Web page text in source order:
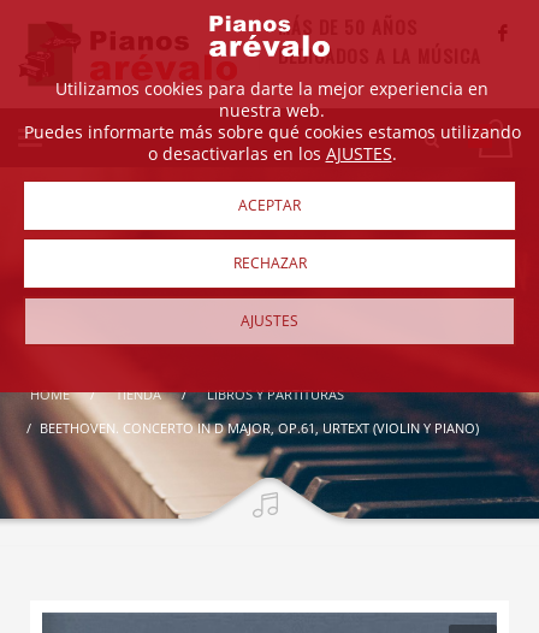
MÁS DE 50 AÑOS
DEDICADOS A LA MÚSICA
HOME TIENDA
LIBROS Y PARTITURAS
BEETHOVEN. CONCERTO IN D MAJOR, OP.61, URTEXT (VIOLIN Y PIANO)
Utilizamos cookies para darte la mejor experiencia en
nuestra web.
Puedes informarte más sobre qué cookies estamos utilizando
o desactivarlas en los AJUSTES.
ACEPTAR
RECHAZAR
AJUSTES